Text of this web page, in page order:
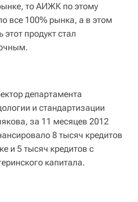
то АИЖК по этому
все 100% рынка, а в этом
этот продукт стал
департамента
и стандартизации
за 11 месяцев 2012
8 тысяч кредитов
и 5 тысяч кредитов с
капитала.